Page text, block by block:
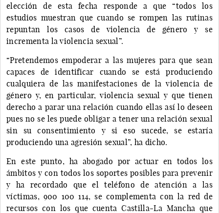
elección de esta fecha responde a que “todos los
estudios muestran que cuando se rompen las rutinas
repuntan los casos de violencia de género y se
incrementa la violencia sexual”.
“Pretendemos empoderar a las mujeres para que sean
capaces de identificar cuando se está produciendo
cualquiera de las manifestaciones de la violencia de
género y, en particular, violencia sexual y que tienen
derecho a parar una relación cuando ellas así lo deseen
pues no se les puede obligar a tener una relación sexual
sin su consentimiento y si eso sucede, se estaría
produciendo una agresión sexual”, ha dicho.
En este punto, ha abogado por actuar en todos los
ámbitos y con todos los soportes posibles para prevenir
y ha recordado que el teléfono de atención a las
víctimas, 900 100 114, se complementa con la red de
recursos con los que cuenta Castilla-La Mancha que